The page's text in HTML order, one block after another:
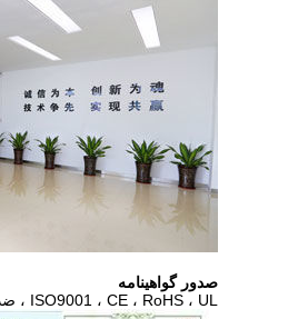
صدور گواهینامه
ISO9001 ، CE ، RoHS ، UL ، ضد انفجار